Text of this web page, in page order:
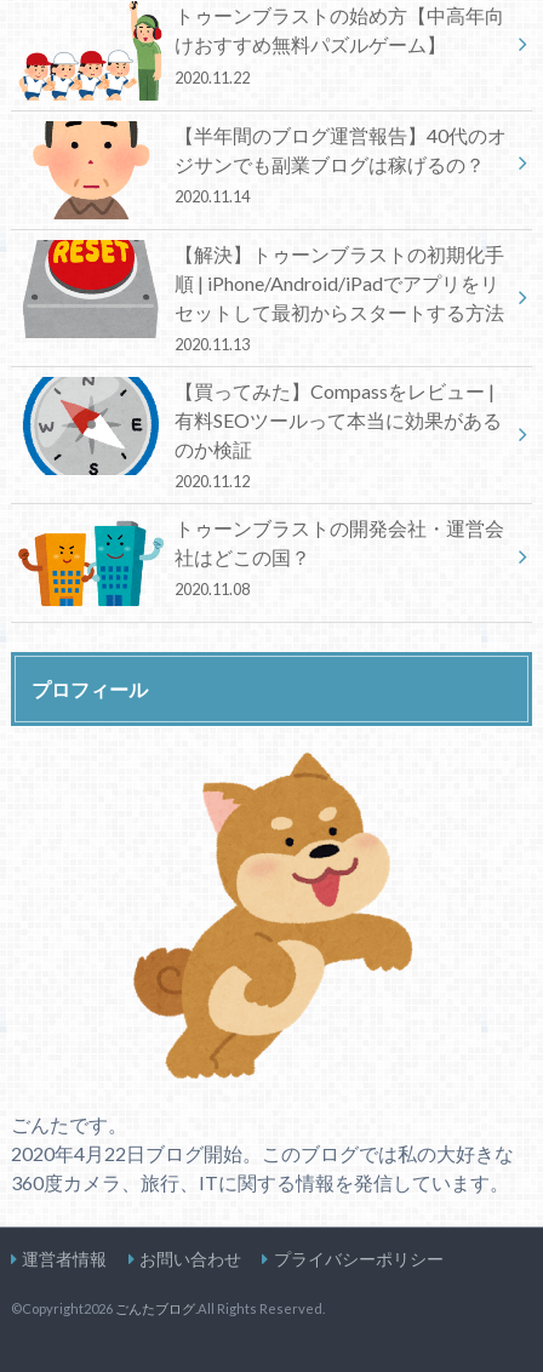
トゥーンブラストの始め方【中高年向
けおすすめ無料パズルゲーム】
2020.11.22
【半年間のブログ運営報告】40代のオ
ジサンでも副業ブログは稼げるの？
2020.11.14
【解決】トゥーンブラストの初期化手
順 | iPhone/Android/iPadでアプリをリ
セットして最初からスタートする方法
2020.11.13
【買ってみた】Compassをレビュー |
有料SEOツールって本当に効果がある
のか検証
2020.11.12
トゥーンブラストの開発会社・運営会
社はどこの国？
2020.11.08
プロフィール
ごんたです。
2020年4月22日ブログ開始。このブログでは私の大好きな
360度カメラ、旅行、ITに関する情報を発信しています。
運営者情報 お問い合わせ プライバシーポリシー
©Copyright2026 ごんたブログ.All Rights Reserved.